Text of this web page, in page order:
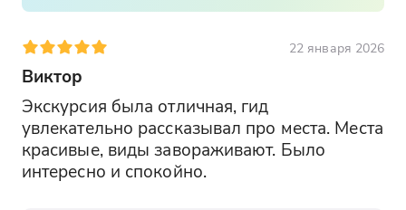
22 января 2026
Виктор
Экскурсия была отличная, гид
увлекательно рассказывал про места. Места
красивые, виды завораживают. Было
интересно и спокойно.